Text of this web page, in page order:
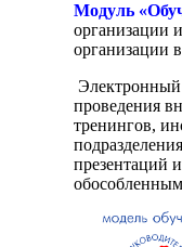
Модуль
организации
организации
Электронный
проведения
тренингов,
презентаций